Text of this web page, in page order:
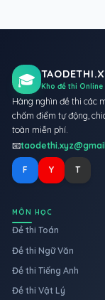
🎓 Kho đề thi Online
Hàng nghìn đề thi các
chấm điểm tự động,
toàn miễn phí.
📧
F Y T
MÔN HỌC
Đề thi Toán
Đề thi Ngữ Văn
Đề thi Tiếng Anh
Đề thi Vật Lý